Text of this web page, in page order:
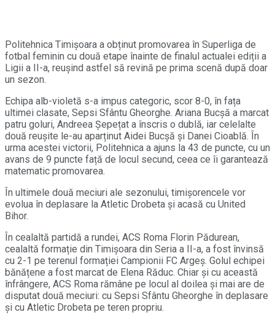
Politehnica Timișoara a obținut promovarea în Superliga de
fotbal feminin cu două etape înainte de finalul actualei ediții a
Ligii a II-a, reușind astfel să revină pe prima scenă după doar
un sezon.
Echipa alb-violetă s-a impus categoric, scor 8-0, în fața
ultimei clasate, Sepsi Sfântu Gheorghe. Ariana Bucșă a marcat
patru goluri, Andreea Șepețat a înscris o dublă, iar celelalte
două reușite le-au aparținut Aidei Bucșă și Danei Cioablă. În
urma acestei victorii, Politehnica a ajuns la 43 de puncte, cu un
avans de 9 puncte față de locul secund, ceea ce îi garantează
matematic promovarea.
În ultimele două meciuri ale sezonului, timișorencele vor
evolua în deplasare la Atletic Drobeta și acasă cu United
Bihor.
În cealaltă partidă a rundei, ACS Roma Florin Pădurean,
cealaltă formație din Timișoara din Seria a II-a, a fost învinsă
cu 2-1 pe terenul formației Campionii FC Argeș. Golul echipei
bănățene a fost marcat de Elena Răduc. Chiar și cu această
înfrângere, ACS Roma rămâne pe locul al doilea și mai are de
disputat două meciuri: cu Sepsi Sfântu Gheorghe în deplasare
și cu Atletic Drobeta pe teren propriu.